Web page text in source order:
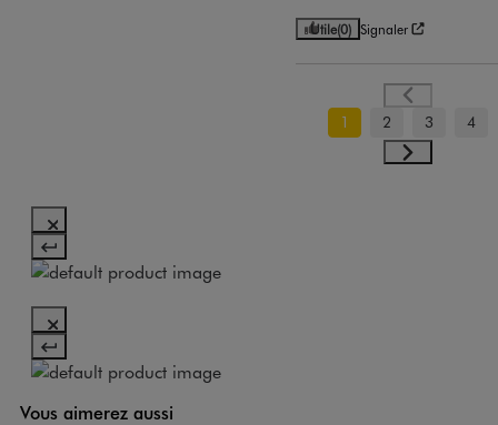
Utile(0) Signaler
1 2 3 4
Vous aimerez aussi